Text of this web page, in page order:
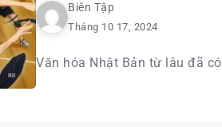
Biên Tập
Tháng 10 17, 2024
Văn hóa Nhật Bản từ lâu đã